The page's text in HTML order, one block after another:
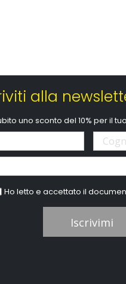
alla
uno sconto del 10% per il
Ho letto e accettato il
Iscrivimi